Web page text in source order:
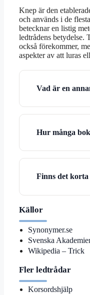
Knep är den
och används i de
betecknar en listig
ledtrådens betydelse.
också förekommer,
aspekter av att luras
Vad är en
Hur många
Finns det
Källor
Synonymer.se
Svenska
Wikipedia – Trick
Fler ledtrådar
Korsordshjälp